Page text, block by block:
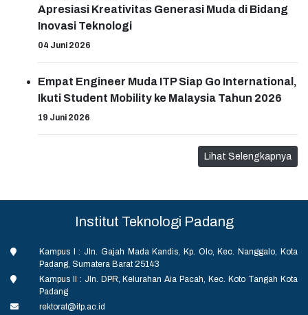
Apresiasi Kreativitas Generasi Muda di Bidang
Inovasi Teknologi
04 Juni 2026
Empat Engineer Muda ITP Siap Go International,
Ikuti Student Mobility ke Malaysia Tahun 2026
19 Juni 2026
Lihat Selengkapnya
Institut Teknologi Padang
Kampus I : Jln. Gajah Mada Kandis, Kp. Olo, Kec. Nanggalo, Kota
Padang, Sumatera Barat 25143
Kampus II : Jln. DPR, Kelurahan Aia Pacah, Kec. Koto Tangah Kota
Padang
rektorat@itp.ac.id